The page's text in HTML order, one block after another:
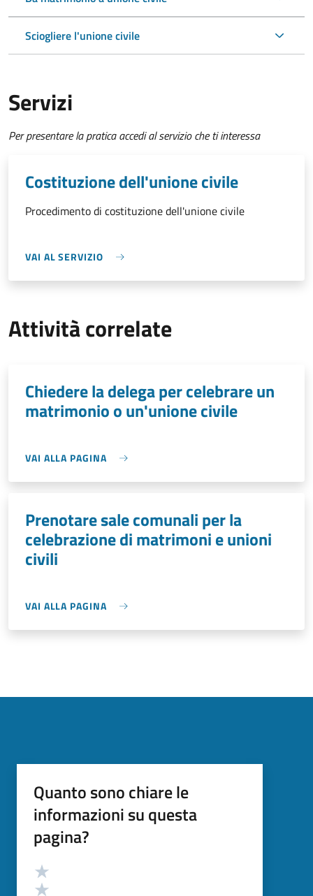
Sciogliere l'unione civile
Servizi
Per presentare la pratica accedi al servizio che ti interessa
Costituzione dell'unione civile
Procedimento di costituzione dell'unione civile
VAI AL SERVIZIO
Attività correlate
Chiedere la delega per celebrare un
matrimonio o un'unione civile
VAI ALLA PAGINA
Prenotare sale comunali per la
celebrazione di matrimoni e unioni
civili
VAI ALLA PAGINA
Quanto sono chiare le
informazioni su questa
pagina?
Valutazione